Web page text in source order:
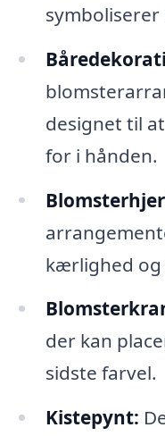
designet til
for i hånden.
kærlighed
der kan
sidste farvel.
Kistepynt: